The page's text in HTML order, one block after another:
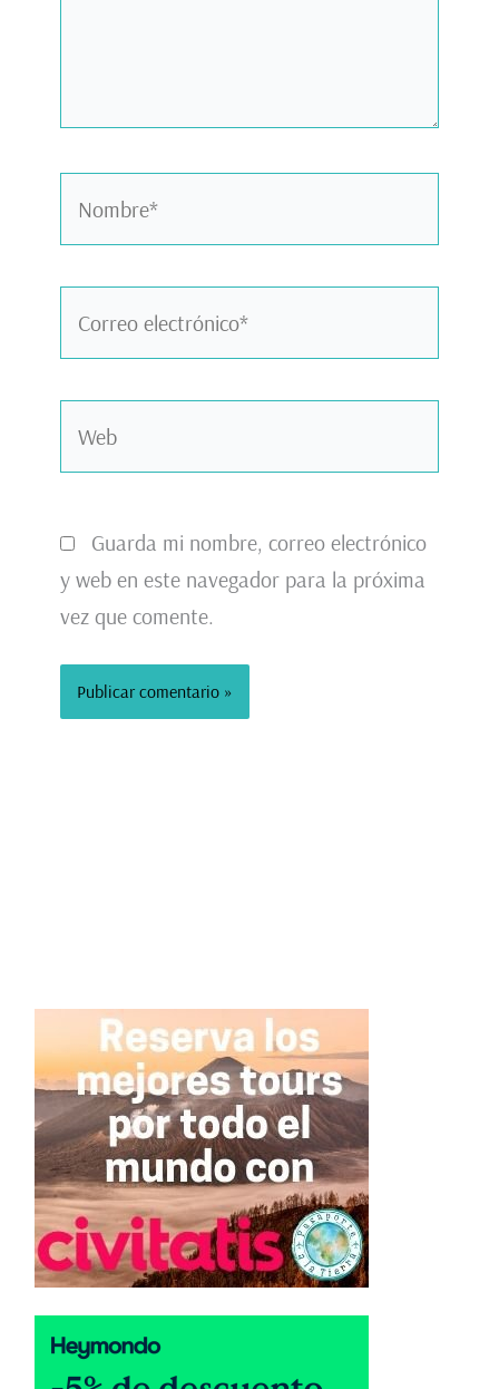
Guarda mi nombre, correo electrónico
y web en este navegador para la próxima
vez que comente.